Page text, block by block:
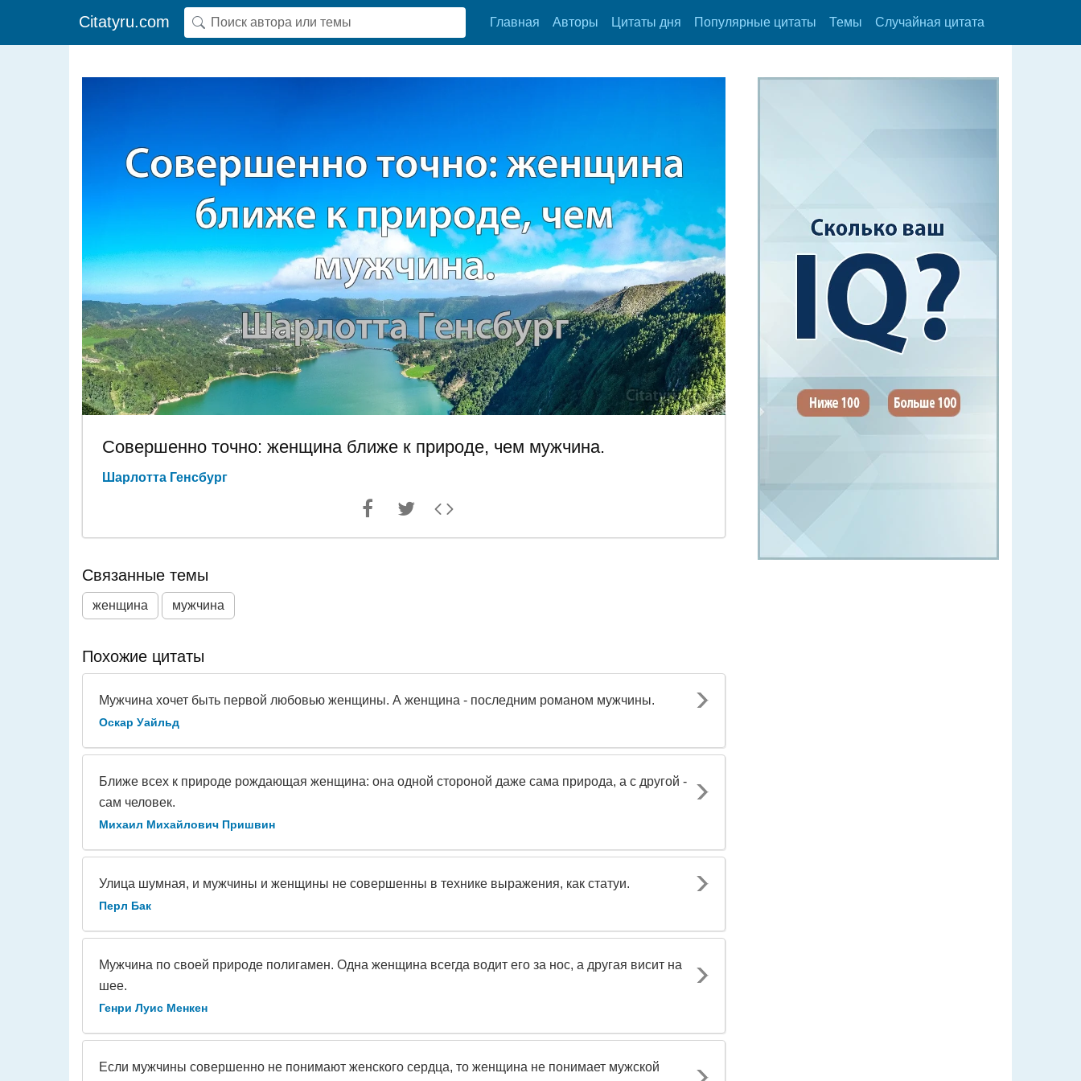
Citatyru.com Главная Авторы Цитаты дня Популярные цитаты Темы Случайная цитата
Совершенно точно: женщина ближе к природе, чем мужчина.
Шарлотта Генсбург
Связанные темы
женщина мужчина
Похожие цитаты
Мужчина хочет быть первой любовью женщины. А женщина - последним романом мужчины.
Оскар Уайльд
Ближе всех к природе рождающая женщина: она одной стороной даже сама природа, а с другой -
сам человек.
Михаил Михайлович Пришвин
Улица шумная, и мужчины и женщины не совершенны в технике выражения, как статуи.
Перл Бак
Мужчина по своей природе полигамен. Одна женщина всегда водит его за нос, а другая висит на
шее.
Генри Луис Менкен
Если мужчины совершенно не понимают женского сердца, то женщина не понимает мужской